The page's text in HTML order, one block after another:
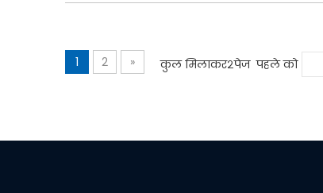
1 2 » कुल मिलाकर२पेज पहले को